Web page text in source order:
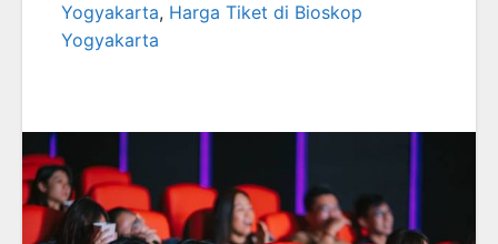
Yogyakarta, Harga Tiket di Bioskop
Yogyakarta